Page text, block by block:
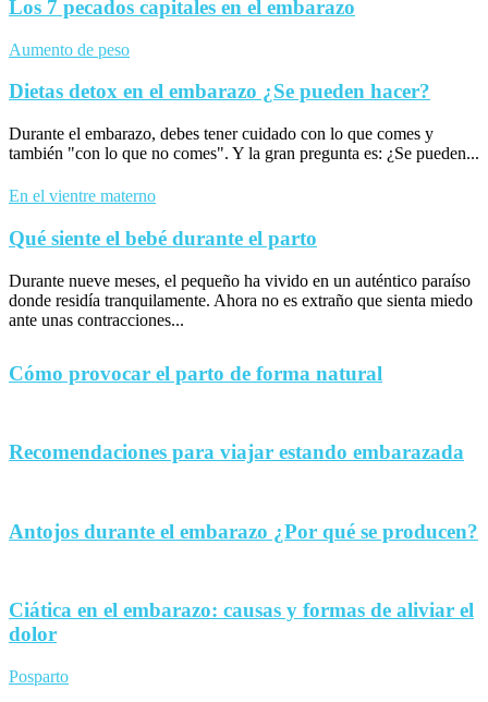
Los 7 pecados capitales en el embarazo
Aumento de peso
Dietas detox en el embarazo ¿Se pueden hacer?
Durante el embarazo, debes tener cuidado con lo que comes y
también "con lo que no comes". Y la gran pregunta es: ¿Se pueden...
En el vientre materno
Qué siente el bebé durante el parto
Durante nueve meses, el pequeño ha vivido en un auténtico paraíso
donde residía tranquilamente. Ahora no es extraño que sienta miedo
ante unas contracciones...
Cómo provocar el parto de forma natural
Recomendaciones para viajar estando embarazada
Antojos durante el embarazo ¿Por qué se producen?
Ciática en el embarazo: causas y formas de aliviar el
dolor
Posparto